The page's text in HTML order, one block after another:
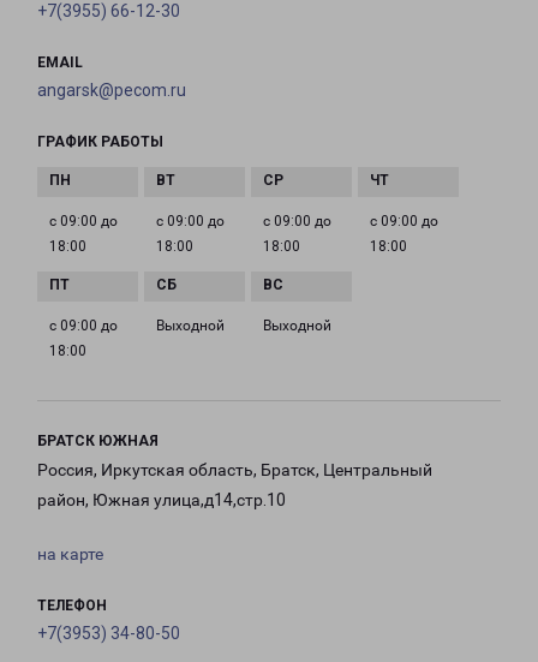
+7(3955) 66-12-30
EMAIL
angarsk@pecom.ru
ГРАФИК РАБОТЫ
с 09:00 до
18:00
с 09:00 до
18:00
с 09:00 до
18:00
с 09:00 до
18:00
с 09:00 до
18:00
Выходной Выходной
БРАТСК ЮЖНАЯ
Россия, Иркутская область, Братск, Центральный
район, Южная улица,д14,стр.10
на карте
ТЕЛЕФОН
+7(3953) 34-80-50